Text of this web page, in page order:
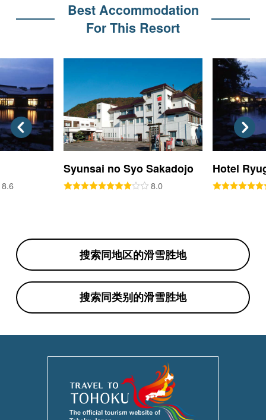
Best Accommodation
For This Resort
8.6
Syunsai no Syo Sakadojo
8.0
Hotel
搜索同地区的滑雪胜地
搜索同类别的滑雪胜地